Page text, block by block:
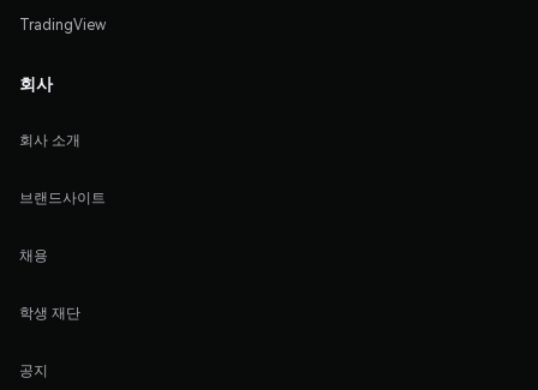
TradingView
회사
회사 소개
브랜드사이트
채용
학생 재단
공지